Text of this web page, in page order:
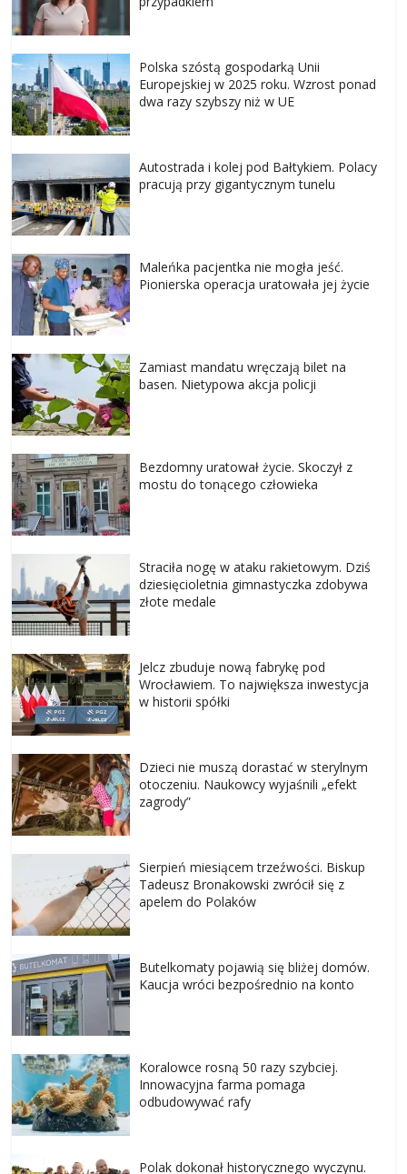
Polska szóstą gospodarką Unii
Europejskiej w 2025 roku. Wzrost ponad
dwa razy szybszy niż w UE
Autostrada i kolej pod Bałtykiem. Polacy
pracują przy gigantycznym tunelu
Maleńka pacjentka nie mogła jeść.
Pionierska operacja uratowała jej życie
Zamiast mandatu wręczają bilet na
basen. Nietypowa akcja policji
Bezdomny uratował życie. Skoczył z
mostu do tonącego człowieka
Straciła nogę w ataku rakietowym. Dziś
dziesięcioletnia gimnastyczka zdobywa
złote medale
Jelcz zbuduje nową fabrykę pod
Wrocławiem. To największa inwestycja
w historii spółki
Dzieci nie muszą dorastać w sterylnym
otoczeniu. Naukowcy wyjaśnili „efekt
zagrody”
Sierpień miesiącem trzeźwości. Biskup
Tadeusz Bronakowski zwrócił się z
apelem do Polaków
Butelkomaty pojawią się bliżej domów.
Kaucja wróci bezpośrednio na konto
Koralowce rosną 50 razy szybciej.
Innowacyjna farma pomaga
odbudowywać rafy
Polak dokonał historycznego wyczynu.